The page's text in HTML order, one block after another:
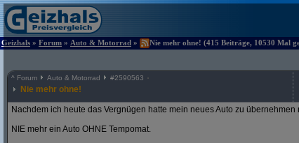
Geizhals » Forum » Auto & Motorrad » Nie mehr ohne! (415 Beiträge, 10530 Mal
^ Forum Auto & Motorrad #2590563
Nie mehr ohne!
Nachdem ich heute das Vergnügen hatte mein neues Auto zu
NIE mehr ein Auto OHNE Tempomat.